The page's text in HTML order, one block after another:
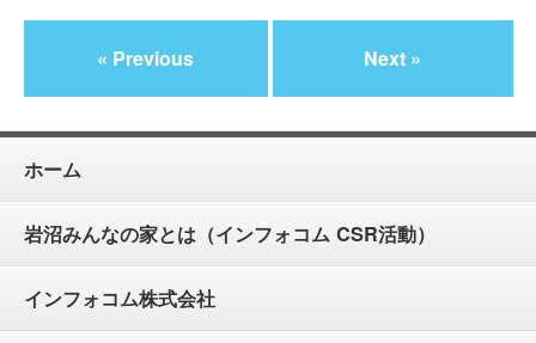
« Previous Next »
ホーム
岩沼みんなの家とは（インフォコム CSR活動）
インフォコム株式会社